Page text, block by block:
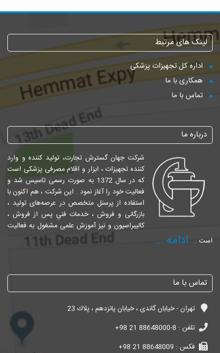
لینک های مرتبط
اداره کل تجهیزات پزشکی
همکاری با ما
تماس با ما
درباره ما
شرکت جهان گسترش تجارت، تولید کننده و وارد
کننده تجهیزات ، ابزار و اقلام مصرفی پزشکی است
که در سال 1372 به صورت رسمی تاسیس شد و
فعالیت خود را آغاز نمود . این شرکت ، هم اکنون با
استفاده از پرسنل متخصص در عرصه‌های تولید ،
بازرگانی و فروش ، خدمات فني پس از فروش ،
کالیبراسیون و نیز آموزش علمی مشغول به فعالیت
است .
ادامه ...
تماس با ما
تهران - خیابان گاندی ، خیابان پانزدهم ، پلاك 23
تلفن : +98 21 88648000-8
فکس : +98 21 88648009